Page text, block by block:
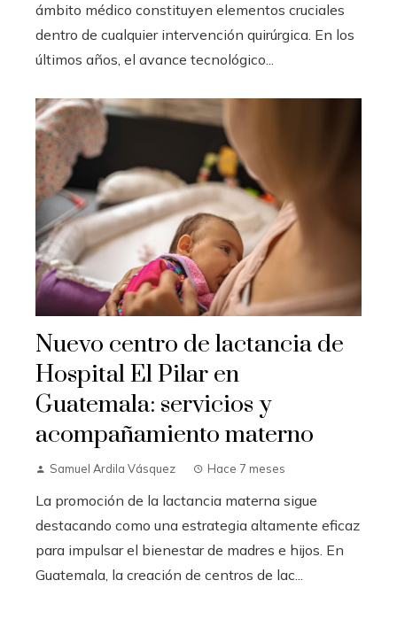
ámbito médico constituyen elementos cruciales
dentro de cualquier intervención quirúrgica. En los
últimos años, el avance tecnológico...
Nuevo centro de lactancia de
Hospital El Pilar en
Guatemala: servicios y
acompañamiento materno
Samuel Ardila Vásquez Hace 7 meses
La promoción de la lactancia materna sigue
destacando como una estrategia altamente eficaz
para impulsar el bienestar de madres e hijos. En
Guatemala, la creación de centros de lac...